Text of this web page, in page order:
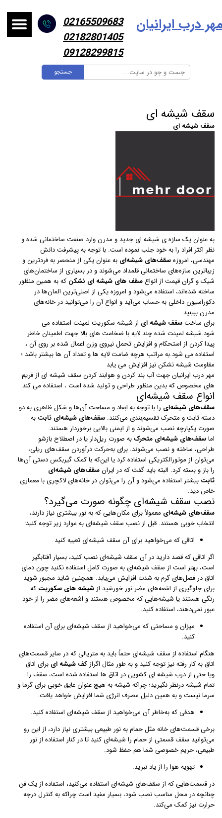
جستجو
درب ایرانیان
02165509683
02182801405
09128299815
سقف شیشه ای
سقف شیشه ای
به عنوان یک سازه ی شیشه ای جدید و مدرن وارد صنعت ساختمانی شده و
نظر اکثر افراد را به خود جلب نموده است. با توجه به پیشرفت دانش
مهندسی، امروزهسقف‌های شیشه‌ای به عنوان یکی از منحصر به ‌فردترین و
زیباترین سازه‌های ساختمانی قلمداد می‌شوند و در بسیاری از ساختمان‌های
شیک و گران قیمت از انواع سقف های شیشه‌ ای نشکن که به همین منظور
ساخته شده‌اند، استفاده می‌شود و امروزه یکی از اصلی‌ترین المان‌ها در
دکوراسیون داخلی به حساب می‌آید و انواع آن را می‌توانید در خانه‌های
مدرن ببینید.
برای ساختسقف شیشه ای از شیشه سکوریت لمینت استفاده می
شود.شیشه لمینت شده چند لایه با ضخامت های بالا جهت اطمینان خاطر
پیدا کردن از استحکام و افزایش تحمل نیروی وزن اعمال شده بر روی آن ،
استفاده می شود.به مراتب هرچه ضامت لایه ها و تعداد آن ها بیشتر باشد ؛
مقاومت شیشه نشکن نیز افزایش می یابد
مهر درب ایرانیان جهت آب بند کردن و هوابند کردن سقف شیشه ای از فریم
های مخصوص که بدین منظور طراحی و تولید شده است ، استفاده می کند.
انواع سقف‌ شیشه‌ای
سقف‌های شیشه‌ای را با توجه به ابعاد و مساحت آن‌ها و شکل ظاهری به دو
دسته ثابت و متحرک تقسیم‌بندی می‌کنند. سقف‌های شیشه‌ای ثابت به
صورت یکپارچه نصب می‌شوند و از ایمنی بالایی برخوردار هستند.
اماسقف‌های شیشه‌ای متحرکبه صورت ریل‌دار یا در اصطلاح بازشو
طراحی، ساخته و نصب می‌شوند. برای به‌حرکت درآوردن سقف‌های ریلی،
می‌توان از موتورالکتریکی استفاده کرد یا این‌که با کمک گیربکس دستی آن‌ها
را باز و بسته کرد. البته باید گفت که در ایرانسقف‌های شیشه‌ای
ثابت بیشتر استفاده می‌شود و آن را می‌توان در خانه‌های لاکچری با معماری
خاص دید.
نصب سقف شیشه‌ای چگونه صورت می‌گیرد؟
سقف‌های شیشه‌ای معمولاً برای مکان‌هایی که به نور بیشتری نیاز دارند،
انتخاب خوبی هستند. قبل از نصب سقف شیشه‌ای به موارد زیر توجه کنید:
اتاقی که می‌خواهید برای آن سقف شیشه‌ای تعبیه کنید
اگر اتاقی که قصد دارید در آن سقف شیشه‌ای نصب کنید، بسیار آفتابگیر
است، بهتر است از سقف شیشه‌ای به صورت کامل استفاده نکنید چون دمای
اتاق در فصل‌های گرم به شدت افزایش می‌یابد. همچنین شاید مجبور شوید
برای جلوگیری از اشعه‌های مضر نور خورشید ازشیشه‎ های سکوریت
که
رنگی هستند یا شیشه‌هایی که مخصوص هستند و اشعه‌های مضر را از خود
عبور نمی‌دهند، استفاده کنید.
میزان و مساحتی که می‌خواهید از سقف شیشه‌ای برای آن استفاده
کنید.
هنگام استفاده از سقف شیشه‌ای حتماً باید به متریالی که در سایر قسمت‌های
اتاق به کار رفته نیز توجه کنید و به طور مثال اگرازکف شیشه ای برای اتاق
ویا حتی از درب شیشه ای کشویی در اتاق ها استفاده شده است، سقف را
تمام شیشه درنظر نگیرید؛ چراکه شیشه به هیچ عنوان عایق خوبی برای گرما و
سرما نیست و به همین دلیل مصرف انرژی شما افزایش خواهد یافت.
هدفی که به‌خاطر آن می‌خواهید از سقف شیشه‌ای استفاده کنید.
برخی قسمت‌های خانه مثل حمام به نور طبیعی بیشتری نیاز دارد، از این رو
می‌توانید سقف قسمتی از حمام را شیشه‌ای کنید تا در کنار استفاده از نور
طبیعی، حریم خصوصی شما هم حفظ شود.
تهویه هوا را از یاد نبرید.
در قسمت‌هایی که از سقف‌های شیشه‌ای استفاده می‌کنید، استفاده از یک فن
چنانچه در محل مناسب نصب شود، بسیار مفید است چراکه به کنترل درجه
حرارت نیز کمک می‌کند.